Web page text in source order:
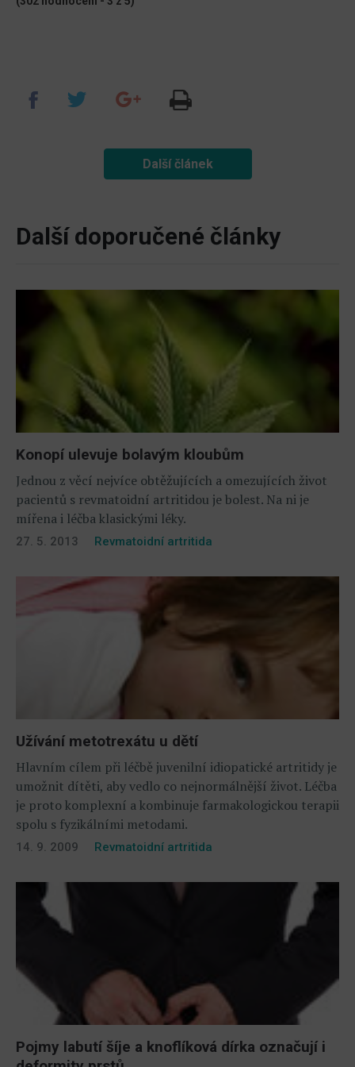
Další článek
Další doporučené články
Konopí ulevuje bolavým kloubům
Jednou z věcí nejvíce obtěžujících a omezujících život
pacientů s revmatoidní artritidou je bolest. Na ni je
mířena i léčba klasickými léky.
27. 5. 2013 Revmatoidní artritida
Užívání metotrexátu u dětí
Hlavním cílem při léčbě juvenilní idiopatické artritidy je
umožnit dítěti, aby vedlo co nejnormálnější život. Léčba
je proto komplexní a kombinuje farmakologickou terapii
spolu s fyzikálními metodami.
14. 9. 2009 Revmatoidní artritida
Pojmy labutí šíje a knoflíková dírka označují i